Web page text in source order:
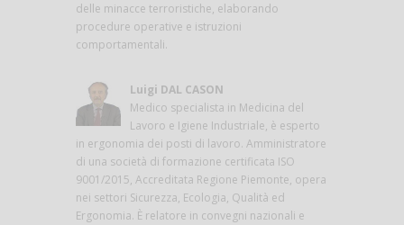
delle minacce terroristiche, elaborando
procedure operative e istruzioni
comportamentali.
Luigi DAL CASON
Medico specialista in Medicina del
Lavoro e Igiene Industriale, è esperto
in ergonomia dei posti di lavoro. Amministratore
di una società di formazione certificata ISO
9001/2015, Accreditata Regione Piemonte, opera
nei settori Sicurezza, Ecologia, Qualità ed
Ergonomia. È relatore in convegni nazionali e